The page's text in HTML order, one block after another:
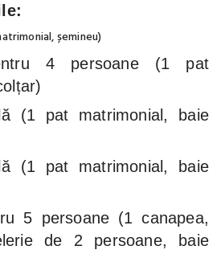
șemineu)
4 persoane (1 pat
(1 pat matrimonial, baie
(1 pat matrimonial, baie
5 persoane (1 canapea,
de 2 persoane, baie